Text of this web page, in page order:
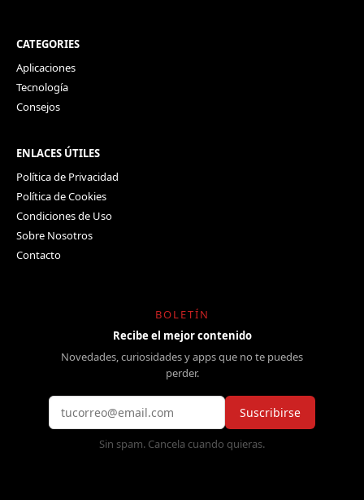
CATEGORIES
Aplicaciones
Tecnología
Consejos
ENLACES ÚTILES
Política de Privacidad
Política de Cookies
Condiciones de Uso
Sobre Nosotros
Contacto
BOLETÍN
Recibe el mejor contenido
Novedades, curiosidades y apps que no te puedes
perder.
Suscribirse
Sin spam. Cancela cuando quieras.